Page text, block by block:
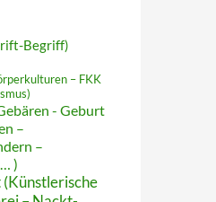
Begriff)
– FKK
- Geburt
–
–
)